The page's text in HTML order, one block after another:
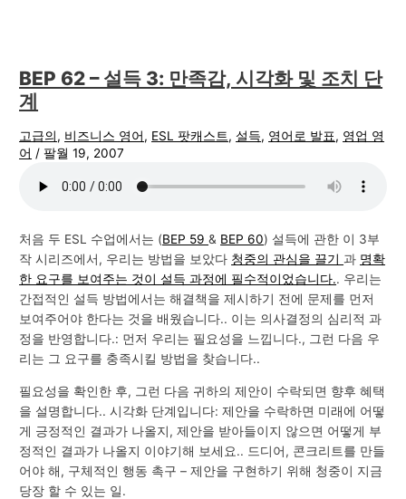
BEP 62 – 설득 3: 만족감, 시각화 및 조치 단
계
고급의, 비즈니스 영어, ESL 팟캐스트,설득, 영어로 발표, 영업 영
어 /팔월 19, 2007
처음 두 ESL 수업에서는 (BEP 59& BEP 60) 설득에 관한 이 3부
작 시리즈에서, 우리는 방법을 보았다 청중의 관심을 끌기과 명확
한 요구를 보여주는 것이 설득 과정에 필수적이었습니다.. 우리는
간접적인 설득 방법에서는 해결책을 제시하기 전에 문제를 먼저
보여주어야 한다는 것을 배웠습니다.. 이는 의사결정의 심리적 과
정을 반영합니다.: 먼저 우리는 필요성을 느낍니다., 그런 다음 우
리는 그 요구를 충족시킬 방법을 찾습니다..
필요성을 확인한 후, 그런 다음 귀하의 제안이 수락되면 향후 혜택
을 설명합니다.. 시각화 단계입니다: 제안을 수락하면 미래에 어떻
게 긍정적인 결과가 나올지, 제안을 받아들이지 않으면 어떻게 부
정적인 결과가 나올지 이야기해 보세요.. 드디어, 콘크리트를 만들
어야 해, 구체적인 행동 촉구 – 제안을 구현하기 위해 청중이 지금
당장 할 수 있는 일.